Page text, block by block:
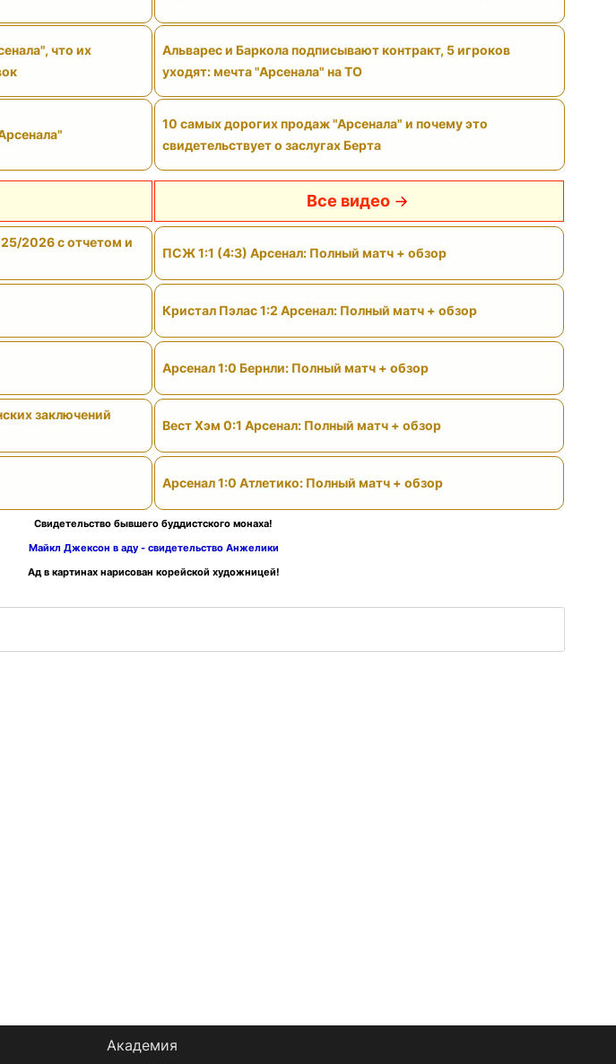
что их
Альварес и Баркола подписывают контракт, 5 игроков
уходят: мечта "Арсенала" на ТО
10 самых дорогих продаж "Арсенала" и почему это
свидетельствует о заслугах Берта
2026 с отчетом и
заключений
Все видео
ПСЖ 1:1 (4:3) Арсенал: Полный матч + обзор
Кристал Пэлас 1:2 Арсенал: Полный матч + обзор
Арсенал 1:0 Бернли: Полный матч + обзор
Вест Хэм 0:1 Арсенал: Полный матч + обзор
Арсенал 1:0 Атлетико: Полный матч + обзор
Свидетельство бывшего буддистского монаха!
Майкл Джексон в аду - свидетельство Анжелики
Ад в картинах нарисован корейской художницей!
Академия